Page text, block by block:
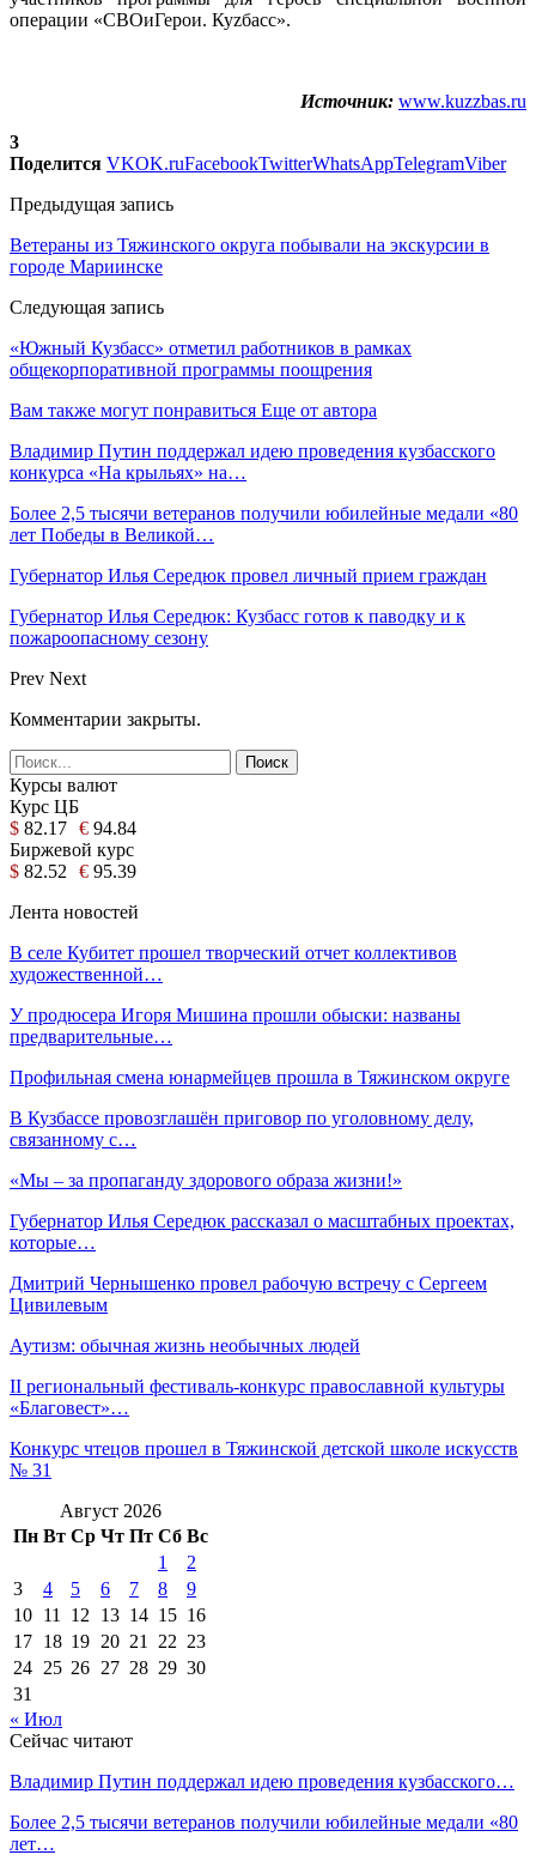
операции «СВОиГерои. Куzбасс».
Источник: www.kuzzbas.ru
3
Поделится VKOK.ruFacebookTwitterWhatsAppTelegramViber
Предыдущая запись
Ветераны из Тяжинского округа побывали на экскурсии в
городе Мариинске
Следующая запись
«Южный Кузбасс» отметил работников в рамках
общекорпоративной программы поощрения
Вам также могут понравиться Еще от автора
Владимир Путин поддержал идею проведения кузбасского
конкурса «На крыльях» на…
Более 2,5 тысячи ветеранов получили юбилейные медали «80
лет Победы в Великой…
Губернатор Илья Середюк провел личный прием граждан
Губернатор Илья Середюк: Кузбасс готов к паводку и к
пожароопасному сезону
Prev Next
Комментарии закрыты.
Курсы валют
Курс ЦБ
$ 82.17 € 94.84
Биржевой курс
$ 82.52 € 95.39
Лента новостей
В селе Кубитет прошел творческий отчет коллективов
художественной…
У продюсера Игоря Мишина прошли обыски: названы
предварительные…
Профильная смена юнармейцев прошла в Тяжинском округе
В Кузбассе провозглашён приговор по уголовному делу,
связанному с…
«Мы – за пропаганду здорового образа жизни!»
Губернатор Илья Середюк рассказал о масштабных проектах,
которые…
Дмитрий Чернышенко провел рабочую встречу с Сергеем
Цивилевым
Аутизм: обычная жизнь необычных людей
II региональный фестиваль-конкурс православной культуры
«Благовест»…
Конкурс чтецов прошел в Тяжинской детской школе искусств
№ 31
Август 2026
Пн Вт Ср Чт Пт Сб Вс
1
2
3
4 5 6 7 8
9
10 11 12 13 14 15 16
17 18 19 20 21 22 23
24 25 26 27 28 29 30
31
« Июл
Сейчас читают
Владимир Путин поддержал идею проведения кузбасского…
Более 2,5 тысячи ветеранов получили юбилейные медали «80
лет…